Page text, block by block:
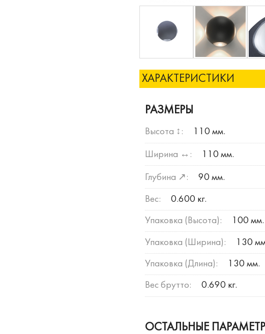
ХАРАКТЕРИСТИКИ
РАЗМЕРЫ
Высота ↕: 110 мм.
Ширина ↔: 110 мм.
Глубина ↗: 90 мм.
Вес: 0.600 кг.
Упаковка (Высота): 100 мм.
Упаковка (Ширина): 130
Упаковка (Длина): 130 мм.
Вес брутто: 0.690 кг.
ОСТАЛЬНЫЕ